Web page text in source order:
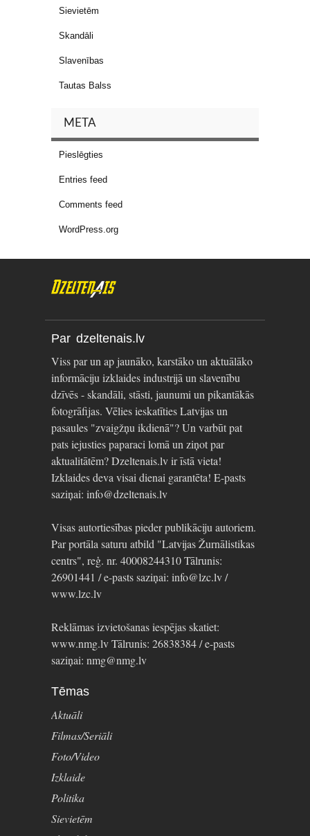
Sievietēm
Skandāli
Slavenības
Tautas Balss
META
Pieslēgties
Entries feed
Comments feed
WordPress.org
Par dzeltenais.lv
Viss par un ap jaunāko, karstāko un aktuālāko
informāciju izklaides industrijā un slavenību
dzīvēs - skandāli, stāsti, jaunumi un pikantākās
fotogrāfijas. Vēlies ieskatīties Latvijas un
pasaules "zvaigžņu ikdienā"? Un varbūt pat
pats iejusties paparaci lomā un ziņot par
aktualitātēm? Dzeltenais.lv ir īstā vieta!
Izklaides deva visai dienai garantēta! E-pasts
saziņai: info@dzeltenais.lv
Visas autortiesības pieder publikāciju autoriem.
Par portāla saturu atbild "Latvijas Žurnālistikas
centrs", reģ. nr. 40008244310 Tālrunis:
26901441 / e-pasts saziņai: info@lzc.lv /
www.lzc.lv
Reklāmas izvietošanas iespējas skatiet:
www.nmg.lv Tālrunis: 26838384 / e-pasts
saziņai: nmg@nmg.lv
Tēmas
Aktuāli
Filmas/Seriāli
Foto/Video
Izklaide
Politika
Sievietēm